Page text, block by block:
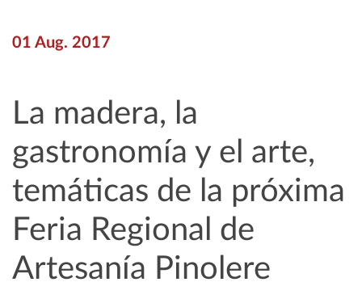
01 Aug. 2017
La madera, la
gastronomía y el arte,
temáticas de la próxima
Feria Regional de
Artesanía Pinolere